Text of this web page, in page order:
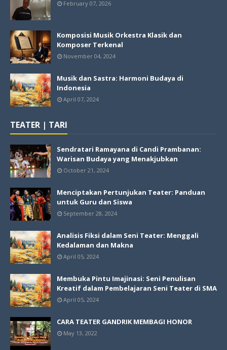
February 07, 2026
Komposisi Musik Orkestra Klasik dan
Komposer Terkenal
November 04, 2024
Musik dan Sastra: Harmoni Budaya di
Indonesia
April 07, 2024
TEATER | TARI
Sendratari Ramayana di Candi Prambanan:
Warisan Budaya yang Menakjubkan
October 21, 2024
Menciptakan Pertunjukan Teater: Panduan
untuk Guru dan Siswa
September 28, 2024
Analisis Fiksi dalam Seni Teater: Menggali
Kedalaman dan Makna
April 05, 2024
Membuka Pintu Imajinasi: Seni Penulisan
Kreatif dalam Pembelajaran Seni Teater di SMA
April 05, 2024
CARA TEATER GANDRIK MEMBAGI HONOR
May 13, 2022